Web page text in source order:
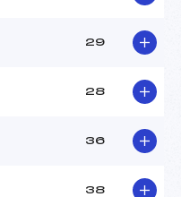
29
28
36
38